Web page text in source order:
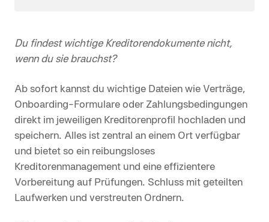
Du findest wichtige Kreditorendokumente nicht,
wenn du sie brauchst?
Ab sofort kannst du wichtige Dateien wie Verträge,
Onboarding-Formulare oder Zahlungsbedingungen
direkt im jeweiligen Kreditorenprofil hochladen und
speichern. Alles ist zentral an einem Ort verfügbar
und bietet so ein reibungsloses
Kreditorenmanagement und eine effizientere
Vorbereitung auf Prüfungen. Schluss mit geteilten
Laufwerken und verstreuten Ordnern.